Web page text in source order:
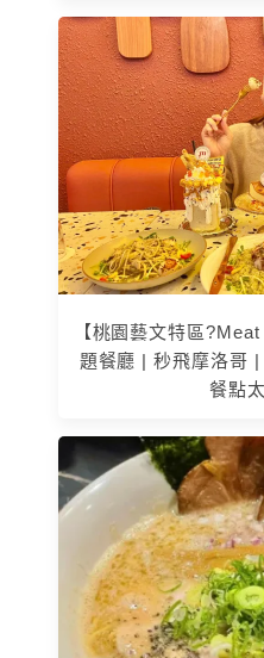
【桃園藝文特區
題餐廳 | 秒飛摩洛哥
餐點